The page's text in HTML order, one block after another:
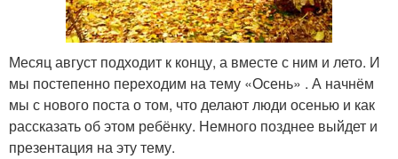
Месяц август подходит к концу, а вместе с ним и лето. И
мы постепенно переходим на тему «Осень» . А начнём
мы с нового поста о том, что делают люди осенью и как
рассказать об этом ребёнку. Немного позднее выйдет и
презентация на эту тему.